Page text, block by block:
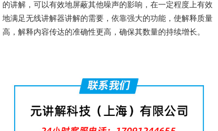
的讲解，可以有效地屏蔽其他噪声的影响，在一定程度上有效
地满足无线讲解器讲解的需要，依靠强大的功能，使解释质量
高，解释内容传达的准确性更高，确保其数量的持续增长。